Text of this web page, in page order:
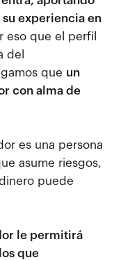
experiencia en
eso que el perfil
del
que un
con alma de
es una persona
asume riesgos,
puede
le permitirá
que